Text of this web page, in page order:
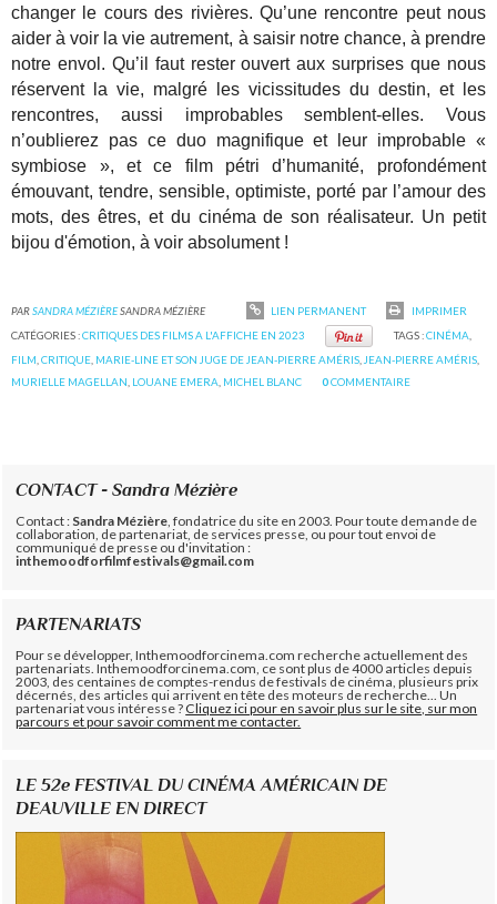
changer le cours des rivières. Qu’une rencontre peut nous
aider à voir la vie autrement, à saisir notre chance, à prendre
notre envol. Qu’il faut rester ouvert aux surprises que nous
réservent la vie, malgré les vicissitudes du destin, et les
rencontres, aussi improbables semblent-elles. Vous
n’oublierez pas ce duo magnifique et leur improbable «
symbiose », et ce film pétri d’humanité, profondément
émouvant, tendre, sensible, optimiste, porté par l’amour des
mots, des êtres, et du cinéma de son réalisateur. Un petit
bijou d'émotion, à voir absolument !
PARSANDRA MÉZIÈRESANDRA MÉZIÈRE LIEN PERMANENT
IMPRIMER
CATÉGORIES :CRITIQUES DES FILMS A L'AFFICHE EN 2023 TAGS :CINÉMA
FILM ,CRITIQUE MARIE-LINE ET SON JUGE DE JEAN-PIERRE AMÉRIS JEAN-PIERRE AMÉRIS
MURIELLE MAGELLAN LOUANE EMERA MICHEL BLANC 0COMMENTAIRE
CONTACT - Sandra Mézière
Contact : Sandra Mézière , fondatrice du site en 2003. Pour toute demande de
collaboration, de partenariat, de services presse, ou pour tout envoi de
communiqué de presse ou d'invitation :
inthemoodforfilmfestivals@gmail.com
PARTENARIATS
Pour se développer, Inthemoodforcinema.com recherche actuellement des
partenariats. Inthemoodforcinema.com, ce sont plus de 4000 articles depuis
2003, des centaines de comptes-rendus de festivals de cinéma, plusieurs prix
décernés, des articles qui arrivent en tête des moteurs de recherche... Un
partenariat vous intéresse ?Cliquez ici pour en savoir plus sur le site, sur mon
parcours et pour savoir comment me contacter.
LE 52e FESTIVAL DU CINÉMA AMÉRICAIN DE
DEAUVILLE EN DIRECT